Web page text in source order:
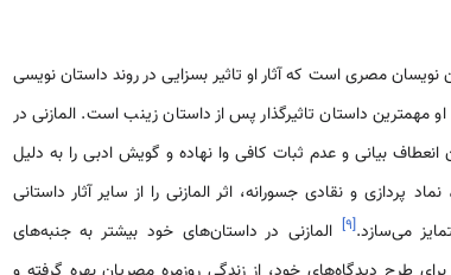
1949) از جمله داستان نویسان مصری است که آثار او تاثیر بسزایی در روند داستان نویسی
داشت. داستان ابراهیم الکاتب(1931) او مهمترین داستان تاثیرگذار پس از داستان زینب است. المازنی در
انعطاف بیانی و عدم ثبات کافی وا نهاده و گویش ادبی را به دلیل
پردازی و نقادی جسورانه، اثر المازنی را از سایر آثار داستانی
می‌سازد.[۹] المازنی در داستان‌های خود بیشتر به جنبه‌های